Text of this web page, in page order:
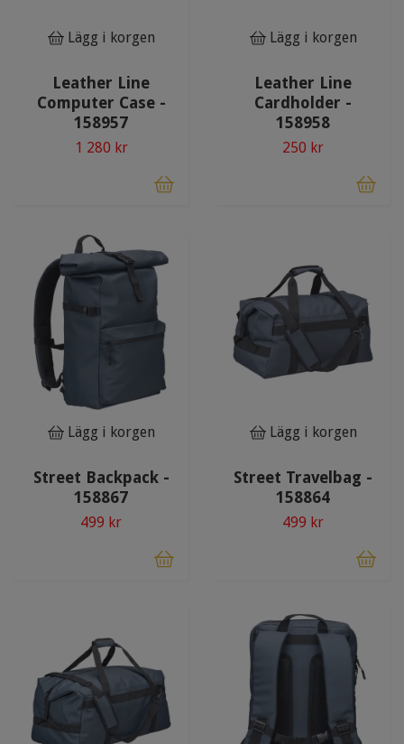
Lägg i korgen
Leather Line
Computer Case -
158957
1 280 kr
Lägg i korgen
Leather Line
Cardholder -
158958
250 kr
Lägg i korgen
Street Backpack -
158867
499 kr
Lägg i korgen
Street Travelbag -
158864
499 kr